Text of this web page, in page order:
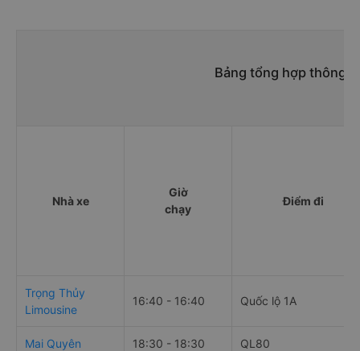
Bảng tổng hợp thông
Nhà xe
Giờ
chạy
Điểm đi
Trọng Thủy
Limousine
16:40 - 16:40 Quốc lộ 1A
Mai Quyên 18:30 - 18:30 QL80